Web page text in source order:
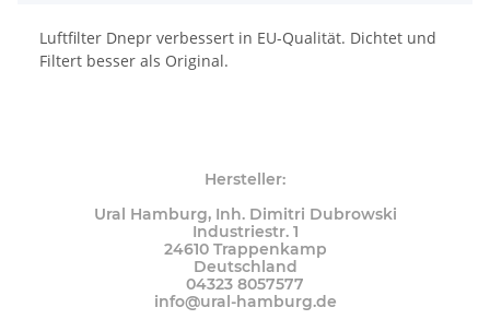
Luftfilter Dnepr verbessert in EU-Qualität. Dichtet und
Filtert besser als Original.
Hersteller:
Ural Hamburg, Inh. Dimitri Dubrowski
Industriestr. 1
24610 Trappenkamp
Deutschland
04323 8057577
info@ural-hamburg.de